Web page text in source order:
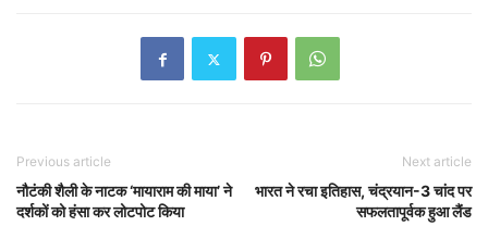
Previous article
नौटंकी शैली के नाटक ‘मायाराम की माया’ ने
दर्शकों को हंसा कर लोटपोट किया
Next article
भारत ने रचा इतिहास, चंद्रयान-3 चांद पर
सफलतापूर्वक हुआ लैंड